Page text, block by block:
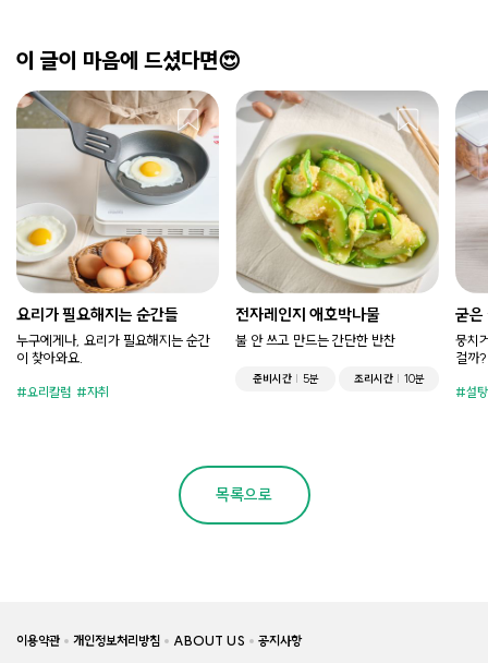
이 글이 마음에 드셨다면😍
요리가 필요해지는 순간들
누구에게나, 요리가 필요해지는 순간
이 찾아와요.
요리칼럼 자취
전자레인지 애호박나물
불 안 쓰고 만드는 간단한 반찬
준비시간 5분 조리시간 10분
굳은
뭉치
걸까?
설탕
목록으로
이용약관 개인정보처리방침 ABOUT US 공지사항